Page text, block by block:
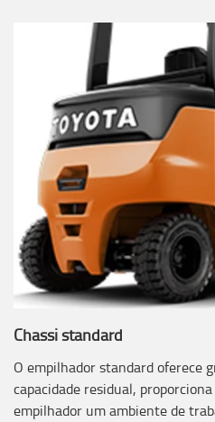
Chassi standard
O empilhador standard oferece
capacidade residual,
empilhador um ambiente de